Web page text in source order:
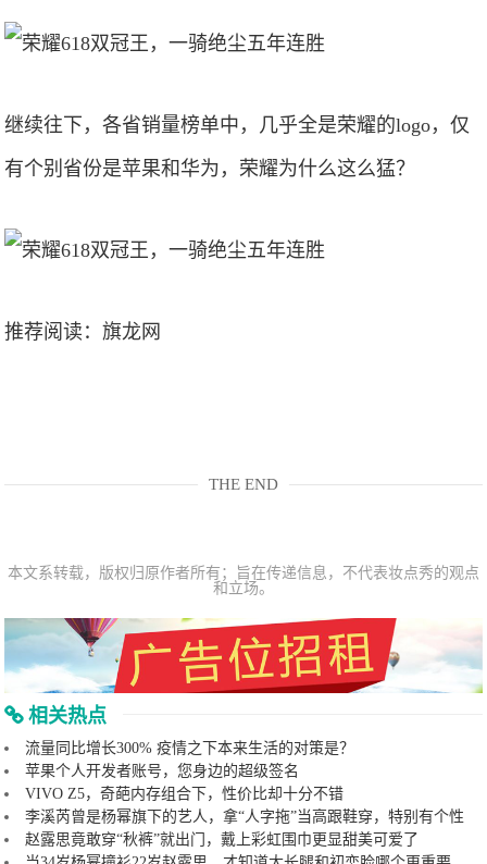
继续往下，各省销量榜单中，几乎全是荣耀的logo，仅
有个别省份是苹果和华为，荣耀为什么这么猛？
推荐阅读：旗龙网
THE END
本文系转载，版权归原作者所有；旨在传递信息，不代表妆点秀的观点
和立场。
相关热点
流量同比增长300% 疫情之下本来生活的对策是？
苹果个人开发者账号，您身边的超级签名
VIVO Z5，奇葩内存组合下，性价比却十分不错
李溪芮曾是杨幂旗下的艺人，拿“人字拖”当高跟鞋穿，特别有个性
赵露思竟敢穿“秋裤”就出门，戴上彩虹围巾更显甜美可爱了